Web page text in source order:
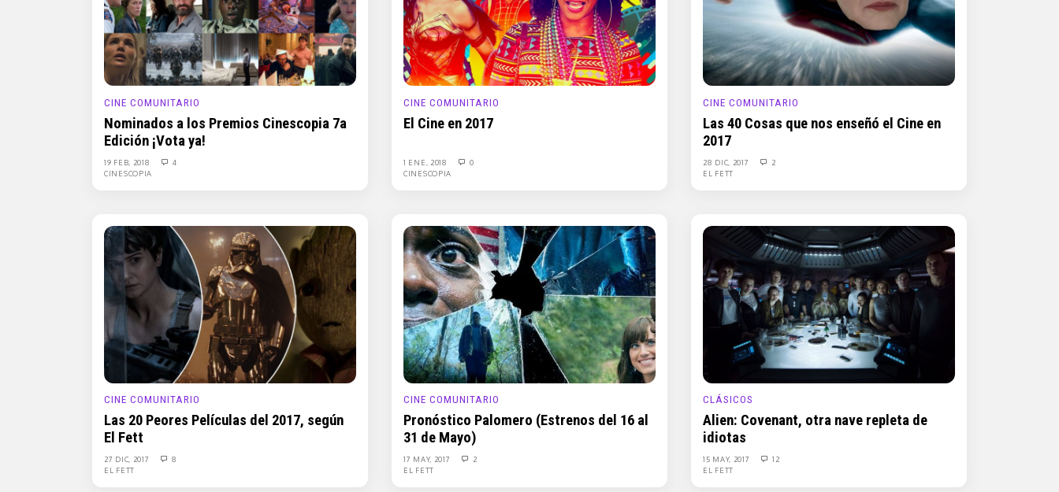
CINE COMUNITARIO
Nominados a los Premios Cinescopia 7a
Edición ¡Vota ya!
19 FEB, 2018
4
CINESCOPIA
CINE COMUNITARIO
El Cine en 2017
1 ENE, 2018
0
CINESCOPIA
CINE COMUNITARIO
Las 40 Cosas que nos enseñó el Cine en
2017
28 DIC, 2017
2
EL FETT
CINE COMUNITARIO
Las 20 Peores Películas del 2017, según
El Fett
27 DIC, 2017
8
EL FETT
CINE COMUNITARIO
Pronóstico Palomero (Estrenos del 16 al
31 de Mayo)
17 MAY, 2017
2
EL FETT
CLÁSICOS
Alien: Covenant, otra nave repleta de
idiotas
15 MAY, 2017
12
EL FETT